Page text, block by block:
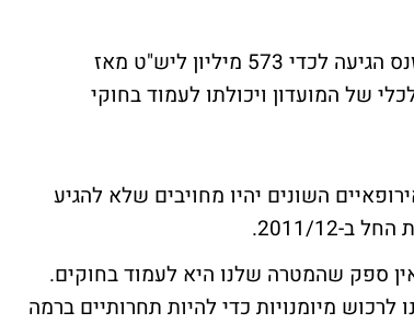
בעקבות המהלך האחרון, ההשקעה של שייח מנצור בסיטיזנס הגיעה לכדי 573 מיליון ליש"ט מאז
הכלכלי של המועדון ויכולתו לעמוד בחוקי
השונים יהיו מחויבים שלא להגיע
ספק שהמטרה שלנו היא לעמוד בחוקים.
מיומנויות כדי להיות תחרותיים ברמה